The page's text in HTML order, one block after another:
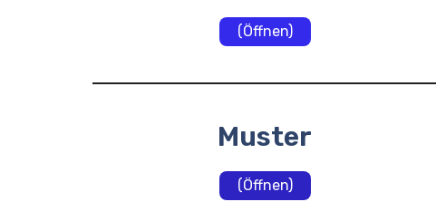
(Öffnen)
Muster
(Öffnen)